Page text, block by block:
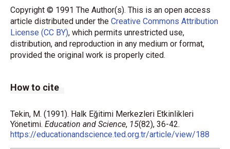
Copyright © 1991 The Author(s). This is an open access
article distributed under the Creative Commons Attribution
License (CC BY), which permits unrestricted use,
distribution, and reproduction in any medium or format,
provided the original work is properly cited.
How to cite
Tekin, M. (1991). Halk Eğitimi Merkezleri Etkinlikleri
Yönetimi. Education and Science, 15(82), 36-42.
https://educationandscience.ted.org.tr/article/view/188